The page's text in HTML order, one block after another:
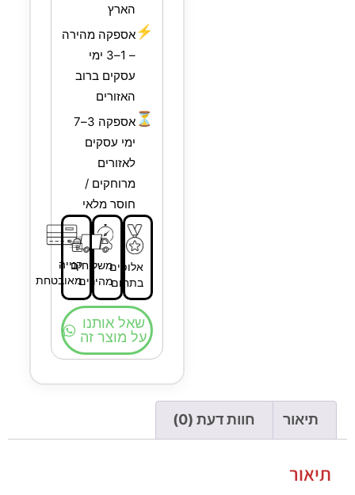
הארץ
⚡אספקה מהירה
– 1–3 ימי
עסקים ברוב
האזורים
⏳
אספקה 3–7
ימי עסקים
לאזורים
מרוחקים /
חוסר מלאי
אלופים
בתחום
משלוחים
מהירים
קנייה
מאובטחת
שאל אותנו
על מוצר זה
תיאור חוות דעת (0)
תיאור